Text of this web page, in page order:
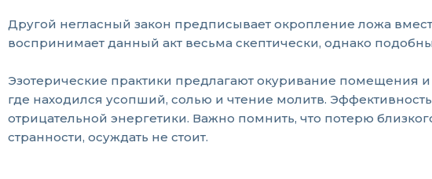
Другой негласный закон предписывает окропление ложа
воспринимает данный акт весьма скептически, однако
Эзотерические практики предлагают окуривание помещения
где находился усопший, солью и чтение молитв.
отрицательной энергетики. Важно помнить, что потерю
странности, осуждать не стоит.